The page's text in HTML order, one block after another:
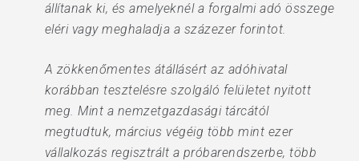
állítanak ki, és amelyeknél a forgalmi adó összege
eléri vagy meghaladja a százezer forintot.
A zökkenőmentes átállásért az adóhivatal
korábban tesztelésre szolgáló felületet nyitott
meg. Mint a nemzetgazdasági tárcától
megtudtuk, március végéig több mint ezer
vállalkozás regisztrált a próbarendszerbe, több